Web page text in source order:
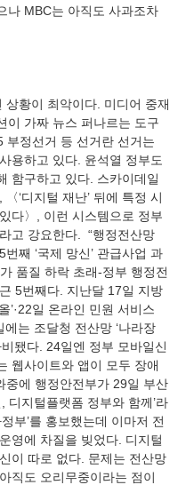
나 MBC는 아직도 사과조차
이 가짜 뉴스 퍼나르는 도구
부정선거 등 선거란 선거는
용하고 있다. 윤석열 정부도
함구하고 있다. 스카이데일
‘디지털 재난’ 뒤에 특정 시
다〉, 이런 시스템으로 정부
고 강요한다.  “행정전산망
째 ‘국제 망신’ 관급사업 과
품질 하락 초래-정부 행정전
5번째다. 지난달 17일 지방
’·22일 온라인 민원 서비스
에는 조달청 전산망 ‘나라장
비됐다. 24일엔 정부 모바일신
웹사이트와 앱이 모두 장애
중에 행정안전부가 29일 부산
디지털플랫폼 정부와 함께’라
부’를 홍보했는데 이마저 전
영에 차질을 빚었다. 디지털
이 따로 없다. 문제는 전산망
직도 오리무중이라는 점이